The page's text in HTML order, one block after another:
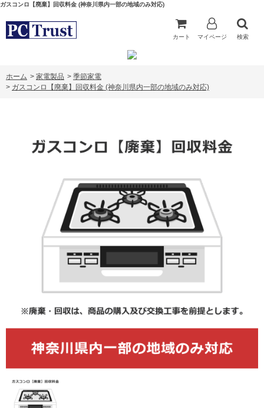
ガスコンロ【廃棄】回収料金 (神奈川県内一部の地域のみ対応)
カート マイページ 検索
ホーム > 家電製品 > 季節家電
> ガスコンロ【廃棄】回収料金 (神奈川県内一部の地域のみ対応)